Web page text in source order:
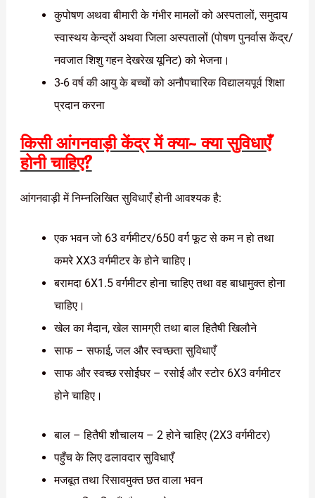
कुपोषण अथवा बीमारी के गंभीर मामलों को अस्पतालों, समुदाय
स्वास्थय केन्द्रों अथवा जिला अस्पतालों (पोषण पुनर्वास केंद्र/
नवजात शिशु गहन देखरेख यूनिट) को भेजना।
3-6 वर्ष की आयु के बच्चों को अनौपचारिक विद्यालयपूर्व शिक्षा
प्रदान करना
किसी आंगनवाड़ी केंद्र में क्या- क्या सुविधाएँ
होनी चाहिए?
आंगनवाड़ी में निम्नलिखित सुविधाएँ होनी आवश्यक है:
एक भवन जो 63 वर्गमीटर/650 वर्ग फूट से कम न हो तथा
कमरे XX3 वर्गमीटर के होने चाहिए।
बरामदा 6X1.5 वर्गमीटर होना चाहिए तथा वह बाधामुक्त होना
चाहिए।
खेल का मैदान, खेल सामग्री तथा बाल हितैषी खिलौने
साफ – सफाई, जल और स्वच्छता सुविधाएँ
साफ और स्वच्छ रसोईघर – रसोई और स्टोर 6X3 वर्गमीटर
होने चाहिए।
बाल – हितैषी शौचालय – 2 होने चाहिए (2X3 वर्गमीटर)
पहुँच के लिए ढलावदार सुविधाएँ
मजबूत तथा रिसावमुक्त छत वाला भवन